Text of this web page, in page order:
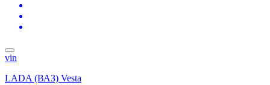
vin
LADA (ВАЗ) Vesta